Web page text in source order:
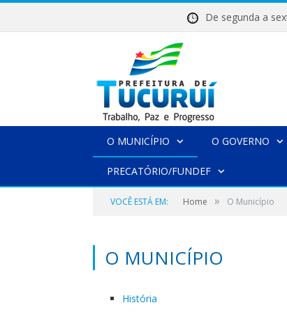
De segunda a
O MUNICÍPIO O GOVERNO
PRECATÓRIO/FUNDEF
VOCÊ ESTÁ EM: Home » O Município
O MUNICÍPIO
História